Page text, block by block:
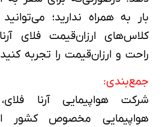
بار به همراه ندارید؛
کلاس‌های ارزان‌قیمت فلای
راحت و ارزان‌قیمت را تجربه
جمع‌بندی:
شرکت هواپیمایی آرنا
هواپیمایی مخصوص کشور